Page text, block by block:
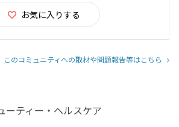
お気に入りする
このコミュニティへの取材や問題報告等はこちら
ーティー・ヘルスケア